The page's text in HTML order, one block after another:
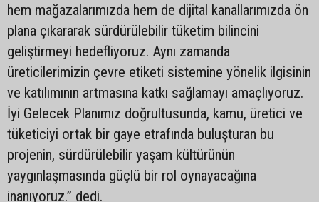
hem mağazalarımızda hem de dijital kanallarımızda ön
plana çıkararak sürdürülebilir tüketim bilincini
geliştirmeyi hedefliyoruz. Aynı zamanda
üreticilerimizin çevre etiketi sistemine yönelik ilgisinin
ve katılımının artmasına katkı sağlamayı amaçlıyoruz.
İyi Gelecek Planımız doğrultusunda, kamu, üretici ve
tüketiciyi ortak bir gaye etrafında buluşturan bu
projenin, sürdürülebilir yaşam kültürünün
yaygınlaşmasında güçlü bir rol oynayacağına
inanıyoruz.” dedi.